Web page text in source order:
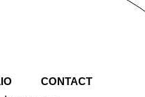
CONTACT